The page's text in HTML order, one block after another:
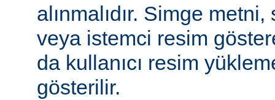
alınmalıdır. Simge
veya istemci resim
da kullanıcı resim
gösterilir.